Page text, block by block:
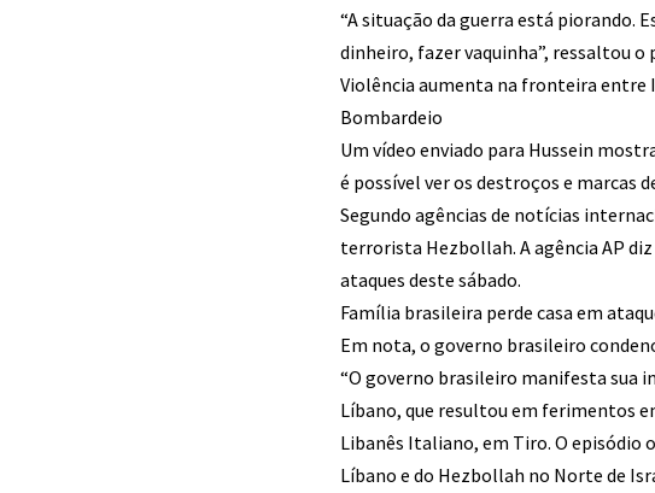
“A situação da guerra está piorando.
dinheiro, fazer vaquinha”, ressaltou o
Violência aumenta na fronteira entre
Bombardeio
Um vídeo enviado para Hussein
é possível ver os destroços e marcas
Segundo agências de notícias
terrorista Hezbollah. A agência AP
ataques deste sábado.
Família brasileira perde casa em
Em nota, o governo brasileiro
“O governo brasileiro manifesta sua
Líbano, que resultou em ferimentos
Libanês Italiano, em Tiro. O episódio
Líbano e do Hezbollah no Norte de